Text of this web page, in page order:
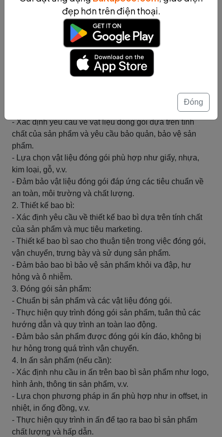
Đóng gói sản phẩm
Đóng gói sản phẩm là một bước quan trọng trong quá
trình sản xuất sản phẩm công nghiệp. Quy trình đóng gói
sản phẩm bao gồm các công đoạn từ việc chọn lựa vật
- Xác định yêu cầu về vật liệu đóng gói dựa trên tính
chất của sản phẩm và yêu cầu bảo quản, bảo vệ sản
phẩm.
- Lựa chọn vật liệu đóng gói phù hợp như giấy, nhựa,
kim loại, gỗ, v.v.
- Đảm bảo vật liệu đóng gói đáp ứng các tiêu chuẩn về
an toàn, môi trường và chất lượng.
2. Thiết kế bao bì:
- Xác định yêu cầu về thiết kế bao bì dựa trên tính chất
của sản phẩm và mục tiêu marketing.
- Thiết kế bao bì sao cho thuận tiện trong việc đóng gói,
vận chuyển, trưng bày và sử dụng sản phẩm.
- Đảm bảo bao bì bảo vệ sản phẩm khỏi va đập, hư
hỏng và ô nhiễm.
3. Đóng gói sản phẩm:
- Chuẩn bị sản phẩm và các vật liệu đóng gói.
- Thực hiện quy trình đóng gói sản phẩm, tuân thủ các
hướng dẫn và quy trình an toàn lao động.
- Đảm bảo sản phẩm được đóng gói kín đáo, không bị
hư hỏng trong quá trình vận chuyển.
4. In ấn sản phẩm (nếu cần):
- Xác định nhu cầu in ấn trên bao bì sản phẩm như logo,
hình ảnh, thông tin sản phẩm, v.v.
- Lựa chọn phương pháp in ấn phù hợp như in offset, in
nhiệt, in ống đồng, v.v.
- Thực hiện quy trình in ấn để tạo ra bao bì sản phẩm
chất lượng và hấp dẫn.
đẹp hơn trên điện thoại.
Đóng